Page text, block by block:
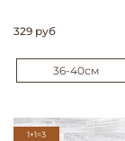
329 руб
36-40см
1+1=3